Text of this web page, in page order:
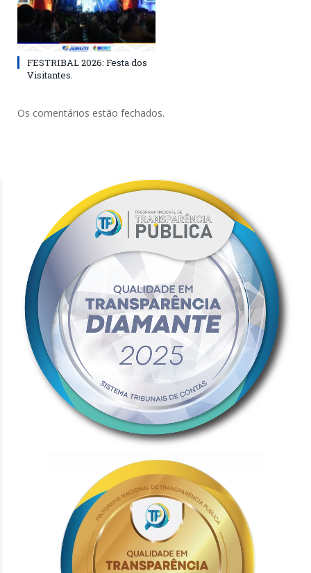
FESTRIBAL 2026: Festa dos
Visitantes.
Os comentários estão fechados.